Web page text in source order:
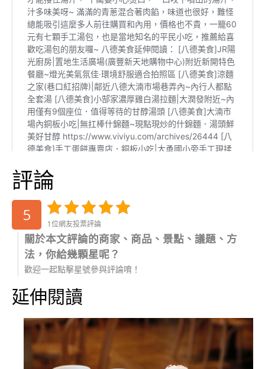
評論
5 1位網友投票評論
關於本文評論的商家、商品、景點、議題、方
法，你給幾顆星呢？
歡迎一起點擊星號參與評論唷！
延伸閱讀